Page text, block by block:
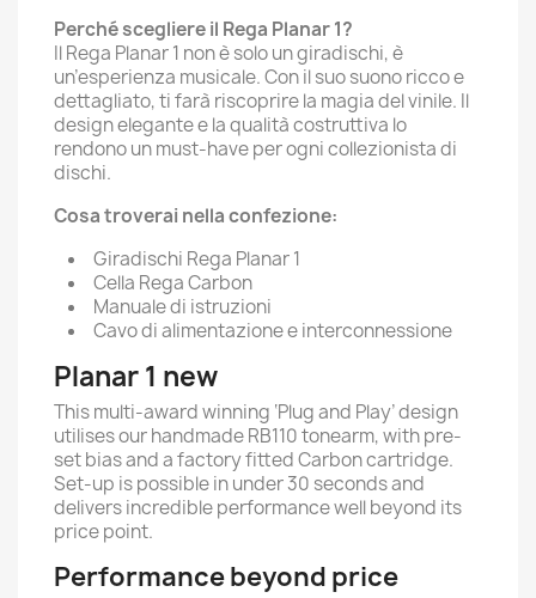
Perché scegliere il Rega Planar 1?
Il Rega Planar 1 non è solo un giradischi, è
un’esperienza musicale. Con il suo suono ricco e
dettagliato, ti farà riscoprire la magia del vinile. Il
design elegante e la qualità costruttiva lo
rendono un must-have per ogni collezionista di
dischi.
Cosa troverai nella confezione:
Giradischi Rega Planar 1
Cella Rega Carbon
Manuale di istruzioni
Cavo di alimentazione e interconnessione
Planar 1 new
This multi-award winning ‘Plug and Play’ design
utilises our handmade RB110 tonearm, with pre-
set bias and a factory fitted Carbon cartridge.
Set-up is possible in under 30 seconds and
delivers incredible performance well beyond its
price point.
Performance beyond price